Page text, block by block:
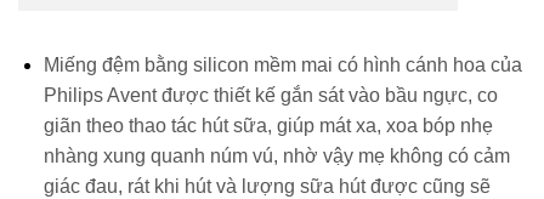
Miếng đệm bằng silicon mềm mai có hình cánh hoa của
Philips Avent được thiết kế gắn sát vào bầu ngực, co
giãn theo thao tác hút sữa, giúp mát xa, xoa bóp nhẹ
nhàng xung quanh núm vú, nhờ vậy mẹ không có cảm
giác đau, rát khi hút và lượng sữa hút được cũng sẽ